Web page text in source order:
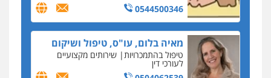
0544500346
מאיה בלום, עו"ס, טיפול ושיקום
טיפול בהתמכרויות שירותים מקצועיים
לעורכי דין
הפרקליטות: הרב נתנאל חייק ואביו הרב אריה חייק
שמשו אנשי
החשוד ברצח עו"ד ארבל פלדמן טען לרקע נפשי
ושתק בחקירתו
בבית המשפט התברר כי לחשוד, אחמד אלרג'וב